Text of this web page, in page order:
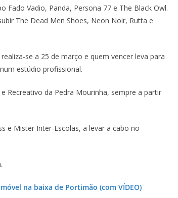
Fado Vadio, Panda, Persona 77 e The Black Owl.
The Dead Men Shoes, Neon Noir, Rutta e
se a 25 de março e quem vencer leva para
estúdio profissional.
Recreativo da Pedra Mourinha, sempre a partir
e Mister Inter-Escolas, a levar a cabo no
na baixa de Portimão (com VÍDEO)